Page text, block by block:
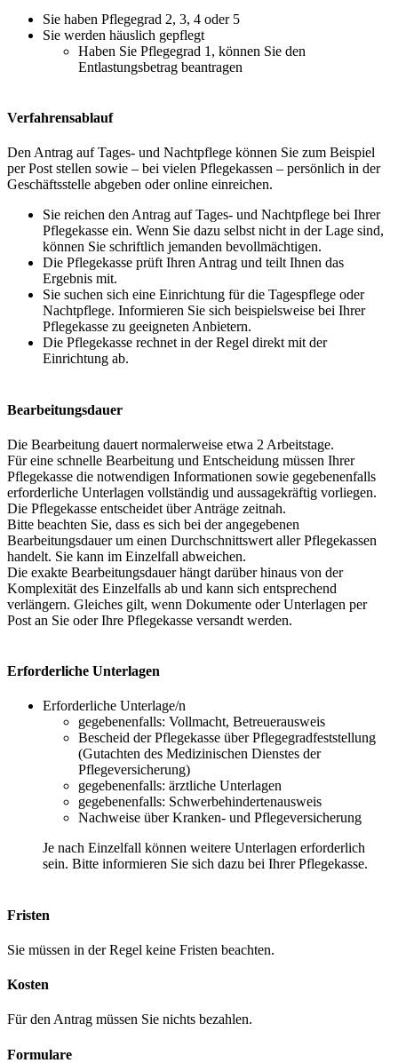
Sie haben Pflegegrad 2, 3, 4 oder 5
Sie werden häuslich gepflegt
Haben Sie Pflegegrad 1, können Sie den
Entlastungsbetrag beantragen
Verfahrensablauf
Den Antrag auf Tages- und Nachtpflege können Sie zum Beispiel
per Post stellen sowie – bei vielen Pflegekassen – persönlich in der
Geschäftsstelle abgeben oder online einreichen.
Sie reichen den Antrag auf Tages- und Nachtpflege bei Ihrer
Pflegekasse ein. Wenn Sie dazu selbst nicht in der Lage sind,
können Sie schriftlich jemanden bevollmächtigen.
Die Pflegekasse prüft Ihren Antrag und teilt Ihnen das
Ergebnis mit.
Sie suchen sich eine Einrichtung für die Tagespflege oder
Nachtpflege. Informieren Sie sich beispielsweise bei Ihrer
Pflegekasse zu geeigneten Anbietern.
Die Pflegekasse rechnet in der Regel direkt mit der
Einrichtung ab.
Bearbeitungsdauer
Die Bearbeitung dauert normalerweise etwa 2 Arbeitstage.
Für eine schnelle Bearbeitung und Entscheidung müssen Ihrer
Pflegekasse die notwendigen Informationen sowie gegebenenfalls
erforderliche Unterlagen vollständig und aussagekräftig vorliegen.
Die Pflegekasse entscheidet über Anträge zeitnah.
Bitte beachten Sie, dass es sich bei der angegebenen
Bearbeitungsdauer um einen Durchschnittswert aller Pflegekassen
handelt. Sie kann im Einzelfall abweichen.
Die exakte Bearbeitungsdauer hängt darüber hinaus von der
Komplexität des Einzelfalls ab und kann sich entsprechend
verlängern. Gleiches gilt, wenn Dokumente oder Unterlagen per
Post an Sie oder Ihre Pflegekasse versandt werden.
Erforderliche Unterlagen
Erforderliche Unterlage/n
gegebenenfalls: Vollmacht, Betreuerausweis
Bescheid der Pflegekasse über Pflegegradfeststellung
(Gutachten des Medizinischen Dienstes der
Pflegeversicherung)
gegebenenfalls: ärztliche Unterlagen
gegebenenfalls: Schwerbehindertenausweis
Nachweise über Kranken- und Pflegeversicherung
Je nach Einzelfall können weitere Unterlagen erforderlich
sein. Bitte informieren Sie sich dazu bei Ihrer Pflegekasse.
Fristen
Sie müssen in der Regel keine Fristen beachten.
Kosten
Für den Antrag müssen Sie nichts bezahlen.
Formulare